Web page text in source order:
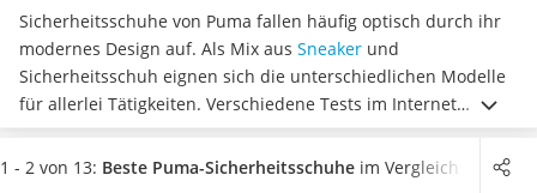
Fliesenschneider
Hochdruckreiniger
Doppelschleifer
Überwachungskamera
Benzinrasenmäher mit Elektrostart
Löschdecke
Sicherheitsschuhe von Puma fallen häufig optisch durch ihr
modernes Design auf. Als Mix aus Sneaker und
Sicherheitsschuh eignen sich die unterschiedlichen Modelle
für allerlei Tätigkeiten. Verschiedene Tests im Internet
bestätigen, dass Puma-Sicherheitsschuhe nicht nur über die
wichtigsten Sicherheitseigenschaften verfügen, sondern auch
1 - 2 von 13: Beste Puma-Sicherheitsschuhe im Vergleich